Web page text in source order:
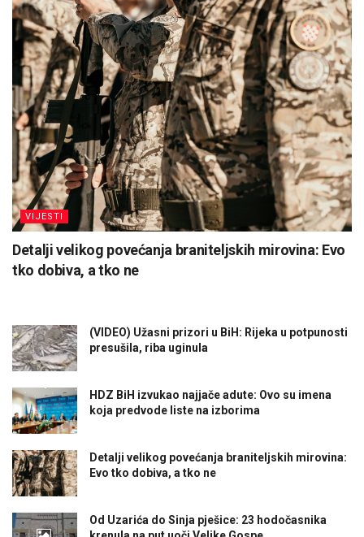
VIJESTI
Detalji velikog povećanja braniteljskih mirovina: Evo
tko dobiva, a tko ne
(VIDEO) Užasni prizori u BiH: Rijeka u potpunosti
presušila, riba uginula
HDZ BiH izvukao najjače adute: Ovo su imena
koja predvode liste na izborima
Detalji velikog povećanja braniteljskih mirovina:
Evo tko dobiva, a tko ne
Od Uzarića do Sinja pješice: 23 hodočasnika